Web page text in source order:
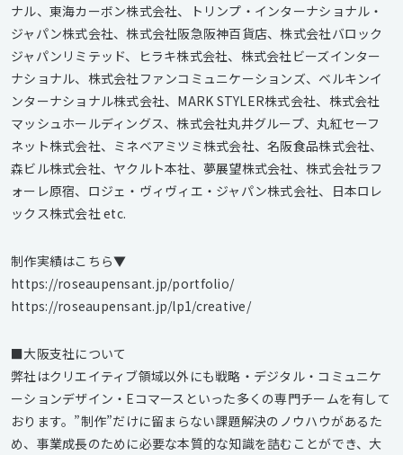
ナル、東海カーボン株式会社、トリンプ・インターナショナル・
ジャパン株式会社、株式会社阪急阪神百貨店、株式会社バロック
ジャパンリミテッド、ヒラキ株式会社、株式会社ビーズインター
ナショナル、株式会社ファンコミュニケーションズ、ベルキンイ
ンターナショナル株式会社、MARK STYLER株式会社、株式会社
マッシュホールディングス、株式会社丸井グループ、丸紅セーフ
ネット株式会社、ミネベアミツミ株式会社、名阪食品株式会社、
森ビル株式会社、ヤクルト本社、夢展望株式会社、株式会社ラフ
ォーレ原宿、ロジェ・ヴィヴィエ・ジャパン株式会社、日本ロレ
ックス株式会社 etc.
制作実績はこちら▼
https://roseaupensant.jp/portfolio/
https://roseaupensant.jp/lp1/creative/
■大阪支社について
弊社はクリエイティブ領域以外にも戦略・デジタル・コミュニケ
ーションデザイン・Eコマースといった多くの専門チームを有して
おります。”制作”だけに留まらない課題解決のノウハウがあるた
め、事業成長のために必要な本質的な知識を詰むことができ、大